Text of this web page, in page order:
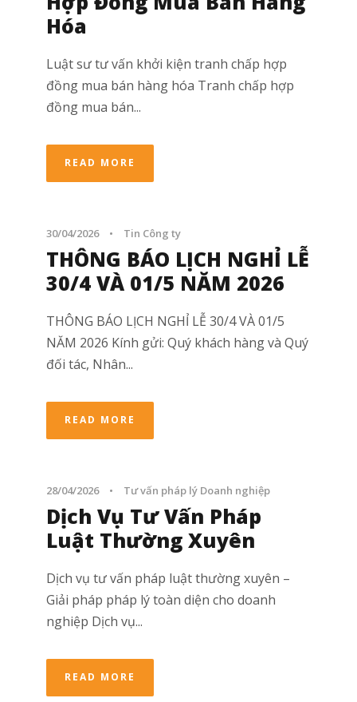
Hóa
Luật sư tư vấn khởi kiện tranh chấp hợp
đồng mua bán hàng hóa Tranh chấp hợp
đồng mua bán...
READ MORE
30/04/2026 • Tin Công ty
THÔNG BÁO LỊCH NGHỈ LỄ
30/4 VÀ 01/5 NĂM 2026
THÔNG BÁO LỊCH NGHỈ LỄ 30/4 VÀ 01/5
NĂM 2026 Kính gửi: Quý khách hàng và Quý
đối tác, Nhân...
READ MORE
28/04/2026 • Tư vấn pháp lý Doanh nghiệp
Dịch Vụ Tư Vấn Pháp
Luật Thường Xuyên
Dịch vụ tư vấn pháp luật thường xuyên –
Giải pháp pháp lý toàn diện cho doanh
nghiệp Dịch vụ...
READ MORE